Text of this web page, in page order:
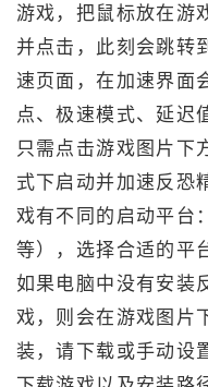
游戏，把鼠标放在游
并点击，此刻会跳转
速页面，在加速界面
点、极速模式、延迟
只需点击游戏图片下
式下启动并加速反恐
戏有不同的启动平
等），选择合适的平
如果电脑中没有安装
戏，则会在游戏图片
装，请下载或手动设